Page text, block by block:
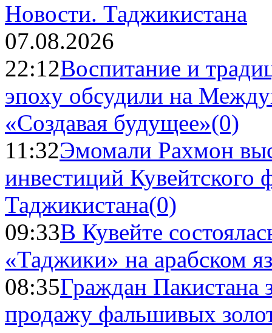
Новости. Таджикистана
07.08.2026
22:12Воспитание и
эпоху обсудили на
«Создавая будущее»(0)
11:32Эмомали Рахмон
инвестиций Кувейтского
Таджикистана(0)
09:33В Кувейте
«Таджики» на арабском
08:35Граждан Пакистана
продажу фальшивых